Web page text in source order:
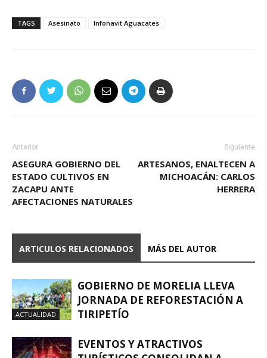
TAGS Asesinato Infonavit Aguacates
Anterior
ASEGURA GOBIERNO DEL
ESTADO CULTIVOS EN
ZACAPU ANTE
AFECTACIONES NATURALES
Siguiente
ARTESANOS, ENALTECEN A
MICHOACÁN: CARLOS
HERRERA
ARTICULOS RELACIONADOS MÁS DEL AUTOR
ACTUALIDAD
GOBIERNO DE MORELIA LLEVA
JORNADA DE REFORESTACIÓN A
TIRIPETÍO
EVENTOS Y ATRACTIVOS